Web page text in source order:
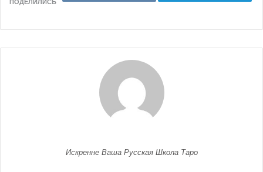
ПОДЕЛИЛИСЬ
Искренне Ваша Русская Школа Таро